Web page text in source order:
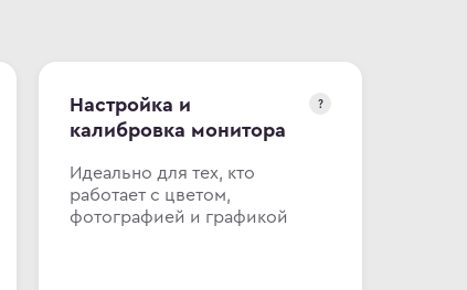
Настройка и
калибровка монитора
?
Идеально для тех, кто
работает с цветом,
фотографией и графикой